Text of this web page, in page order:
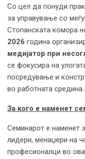
Со цел да понуди
за управување со
Стопанската комора
2026 година
медијатор при
се фокусира на
посредување и
во работната средина.
За кого е наменет
Семинарот е наменет
лидери, менаџери на
професионалци во